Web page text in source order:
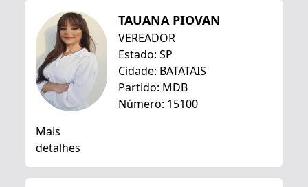
TAUANA PIOVAN
VEREADOR
Estado: SP
Cidade: BATATAIS
Partido: MDB
Número: 15100
Mais
detalhes